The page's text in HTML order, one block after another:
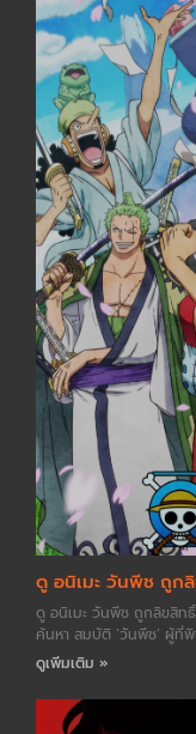
ดู อนิเมะ วันพีช ถูก
ดู อนิเมะ วันพีช ถูกลิขสิท
ค้นหา สมบัติ ‘วันพีช’ ผู้ที่พิ
ดูเพิ่มเติม »